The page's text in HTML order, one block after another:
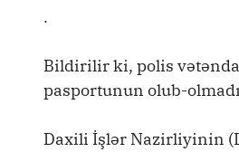
.
Bildirilir ki, polis
pasportunun olub-
Daxili İşlər Nazirliyinin